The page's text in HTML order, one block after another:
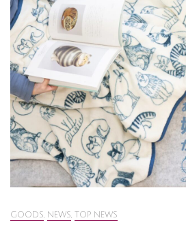
GOODS NEWS TOP NEWS